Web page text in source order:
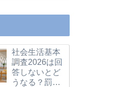
社会生活基本
調査2026は回
答しないとど
うなる？罰則